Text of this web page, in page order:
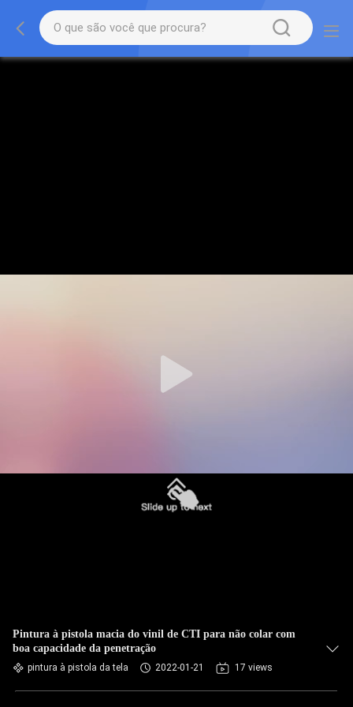
Pintura à pistola macia do vinil de CTI para não colar com
boa capacidade da penetração
pintura à pistola da tela 2022-01-21 17 views